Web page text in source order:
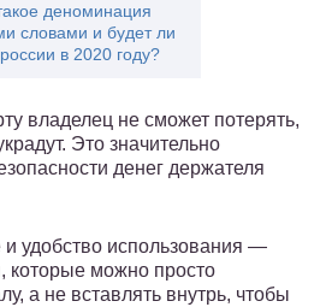
деноминация
словами и будет ли
в 2020 году?
владелец не сможет потерять,
Это значительно
денег держателя
и удобство использования —
которые можно просто
а не вставлять внутрь, чтобы